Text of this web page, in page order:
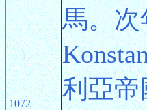
1072
馬。
利亞